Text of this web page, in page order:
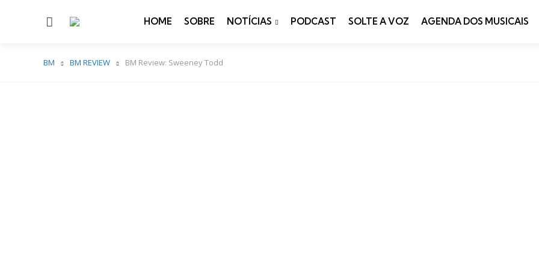
Menu HOME SOBRE NOTÍCIAS PODCAST SOLTE A VOZ AGENDA DOS MUSICAIS
BM BM REVIEW BM Review: Sweeney Todd